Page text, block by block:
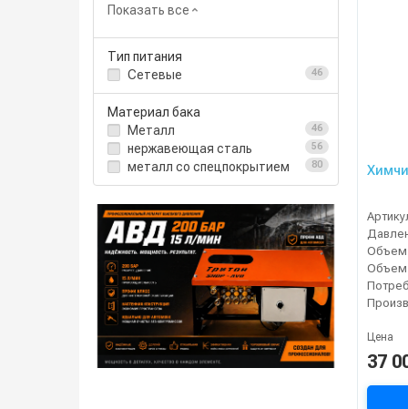
Показать все
Тип питания
Сетевые
46
Материал бака
Металл
46
нержавеющая сталь 56
металл со спецпокрытием 80
Цена
37